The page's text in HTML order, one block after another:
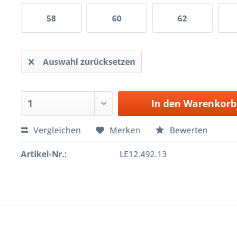
58 60 62
Auswahl zurücksetzen
In den Warenkorb
Vergleichen Merken Bewerten
Artikel-Nr.: LE12.492.13